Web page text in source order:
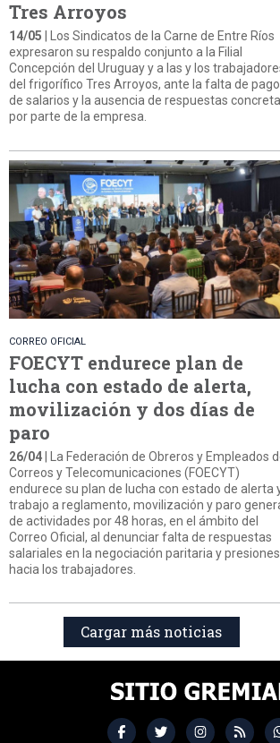
Tres Arroyos
14/05 | Los Sindicatos de la Carne de Entre Ríos
expresaron su respaldo conjunto a la Filial
Concepción del Uruguay y a las y los
del frigorífico Tres Arroyos, ante la falta de pago
de salarios y la ausencia de respuestas
por parte de la empresa.
CORREO OFICIAL
FOECYT endurece plan de
lucha con estado de alerta,
movilización y dos días de
paro
26/04 | La Federación de Obreros y Empleados
Correos y Telecomunicaciones (FOECYT)
endurece su plan de lucha con estado de alerta
trabajo a reglamento, movilización y paro
de actividades por 48 horas, en el ámbito del
Correo Oficial, al denunciar falta de respuestas
salariales en la negociación paritaria y presiones
hacia los trabajadores.
Cargar más noticias